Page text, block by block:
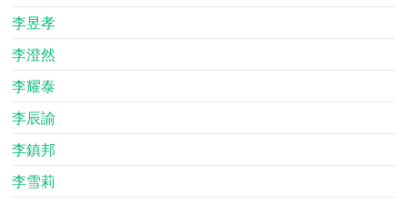
李昱孝
李澄然
李耀泰
李辰諭
李鎮邦
李雪莉